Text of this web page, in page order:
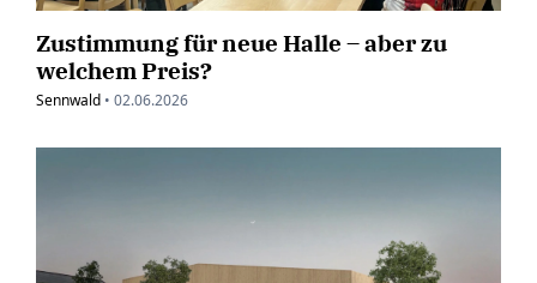
Zustimmung für neue Halle – aber zu
welchem Preis?
Sennwald • 02.06.2026